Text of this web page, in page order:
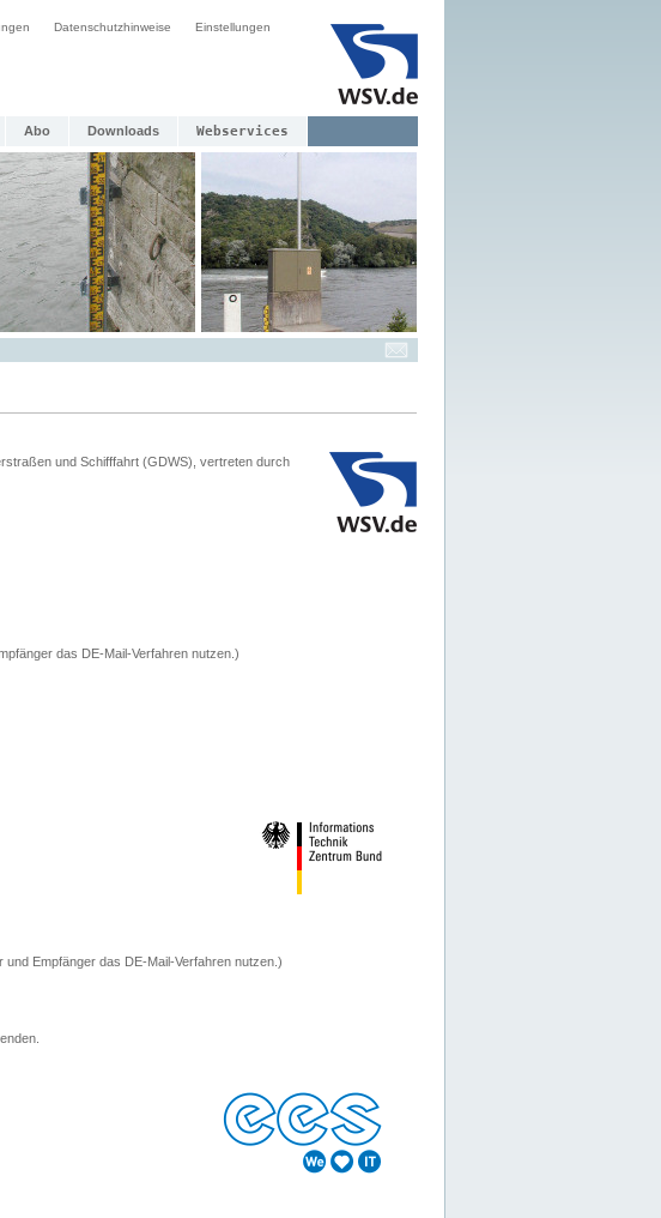
Datenschutzhinweise Einstellungen
Abo Downloads Webservices
und Schifffahrt (GDWS), vertreten durch
das DE-Mail-Verfahren nutzen.)
Empfänger das DE-Mail-Verfahren nutzen.)